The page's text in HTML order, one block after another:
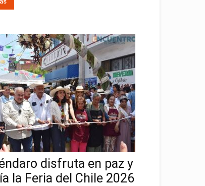
disfruta en paz y
la Feria del Chile 2026